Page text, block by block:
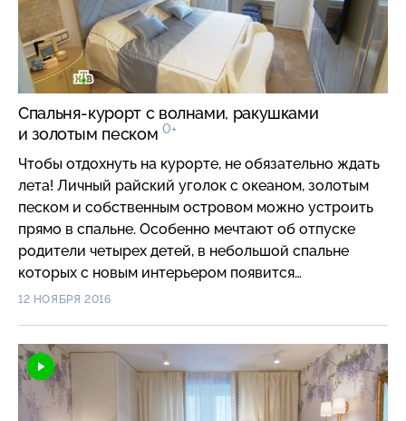
Спальня-курорт с волнами, ракушками
и золотым песком 0+
Чтобы отдохнуть на курорте, не обязательно ждать
лета! Личный райский уголок с океаном, золотым
песком и собственным островом можно устроить
прямо в спальне. Особенно мечтают об отпуске
родители четырех детей, в небольшой спальне
которых с новым интерьером появится
умиротворяющая атмосфера побережья. В
спальни атрибутов появятся вместительная
гардеробная, оттоманка с изголовьем в форме
ракушки, мультифункциональная зона у окна с
12 НОЯБРЯ 2016